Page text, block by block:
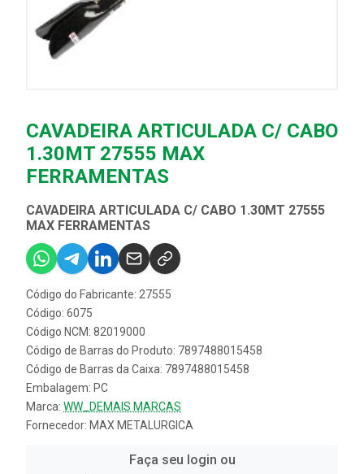
CAVADEIRA ARTICULADA C/ CABO
1.30MT 27555 MAX
FERRAMENTAS
CAVADEIRA ARTICULADA C/ CABO 1.30MT 27555
MAX FERRAMENTAS
Código do Fabricante: 27555
Código: 6075
Código NCM: 82019000
Código de Barras do Produto: 7897488015458
Código de Barras da Caixa: 7897488015458
Embalagem: PC
Marca: WW_DEMAIS MARCAS
Fornecedor: MAX METALURGICA
Faça seu login ou